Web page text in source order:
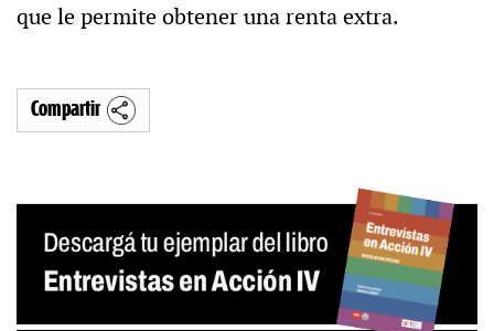
que le permite obtener una renta extra.
Compartir